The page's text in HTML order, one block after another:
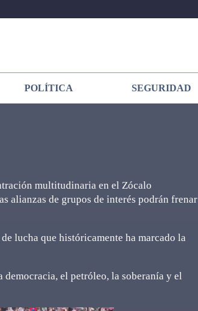
POLÍTICA SEGURIDAD
multitudinaria en el Zócalo
alianzas de grupos de interés podrán frenar
lucha que históricamente ha marcado la
democracia, el petróleo, la soberanía y el